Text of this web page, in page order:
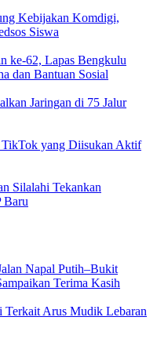
Kebijakan Komdigi,
Siswa
ke-62, Lapas Bengkulu
dan Bantuan Sosial
Jaringan di 75 Jalur
yang Diisukan Aktif
Silalahi Tekankan
Baru
Napal Putih–Bukit
Terima Kasih
Arus Mudik Lebaran